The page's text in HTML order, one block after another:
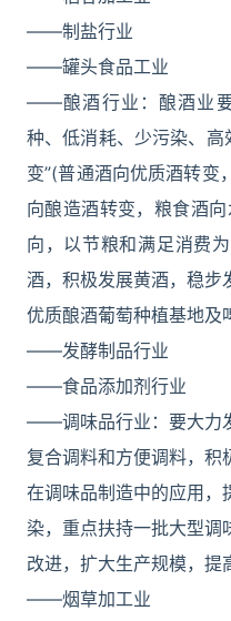
――制盐行业
――罐头食品工业
――酿酒行业：酿酒业
种、低消耗、少污染、高
变”(普通酒向优质酒转变
向酿造酒转变，粮食酒
向，以节粮和满足消费
酒，积极发展黄酒，稳步
优质酿酒葡萄种植基地及
――发酵制品行业
――食品添加剂行业
――调味品行业：要大力
复合调料和方便调料，积
在调味品制造中的应用，
染，重点扶持一批大型调
改进，扩大生产规模，提
――烟草加工业